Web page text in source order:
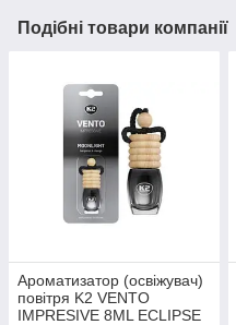
Подібні товари компанії
Ароматизатор (освіжувач)
повітря K2 VENTO
IMPRESIVE 8ML ECLIPSE